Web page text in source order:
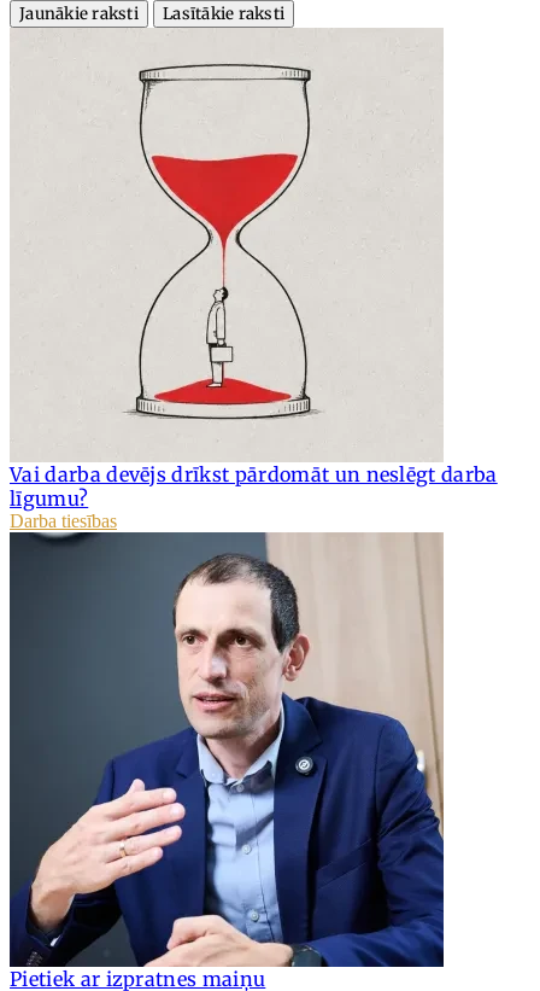
Jaunākie raksti
Lasītākie raksti
Vai darba devējs drīkst pārdomāt un neslēgt darba
līgumu?
Darba tiesības
Pietiek ar izpratnes maiņu